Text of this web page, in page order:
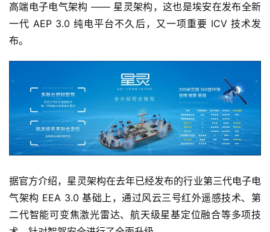
高端电子电气架构 —— 星灵架构，这也是埃安在发布全新
一代 AEP 3.0 纯电平台不久后，又一项重要 ICV 技术发
布。
据官方介绍，星灵架构在去年已经发布的行业第三代电子电
气架构 EEA 3.0 基础上，通过风云三号红外遥感技术、第
二代智能可变焦激光雷达、航天级星基定位融合等多项技